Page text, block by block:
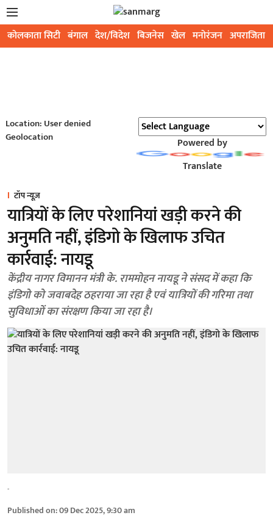
कोलकाता सिटी बंगाल देश/विदेश बिजनेस खेल मनोरंजन अपराजिता
Location: User denied
Geolocation
Powered by
Translate
टॉप न्यूज़
यात्रियों के लिए परेशानियां खड़ी करने की
अनुमति नहीं, इंडिगो के खिलाफ उचित
कार्रवाई: नायडू
केंद्रीय नागर विमानन मंत्री के. राममोहन नायडू ने संसद में कहा कि
इंडिगो को जवाबदेह ठहराया जा रहा है एवं यात्रियों की गरिमा तथा
सुविधाओं का संरक्षण किया जा रहा है।
-
Published on:09 Dec 2025, 9:30 am